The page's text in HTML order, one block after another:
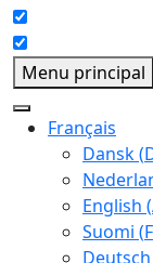
Menu principal
Français
Dansk(
English (
Suomi (
Deutsch